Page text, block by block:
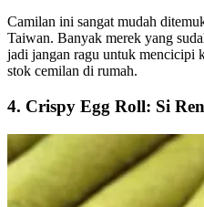
Camilan ini sangat mudah
Taiwan. Banyak merek yang
jadi jangan ragu untuk mencicipi
stok cemilan di rumah.
4. Crispy Egg Roll: Si